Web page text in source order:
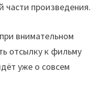
части произведения.
внимательном
отсылку к фильму
уже о совсем